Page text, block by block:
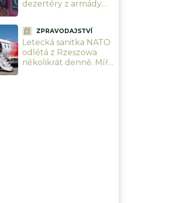
dezertéry z armády.
policista
ZPRAVODAJSTVÍ
Letecká sanitka NATO
odlétá z Rzeszowa
několikrát denně. Míří